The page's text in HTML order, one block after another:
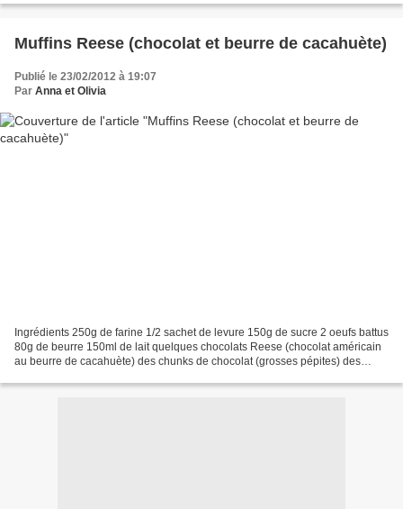
Muffins Reese (chocolat et beurre de cacahuète)
Publié le 23/02/2012 à 19:07
Par Anna et Olivia
Ingrédients 250g de farine 1/2 sachet de levure 150g de sucre 2 oeufs battus
80g de beurre 150ml de lait quelques chocolats Reese (chocolat américain
au beurre de cacahuète) des chunks de chocolat (grosses pépites) des